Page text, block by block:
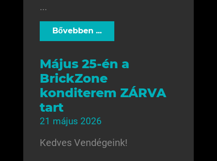
...
Bővebben ...
Május 25-én a
BrickZone
konditerem ZÁRVA
tart
21 május 2026
Kedves Vendégeink!